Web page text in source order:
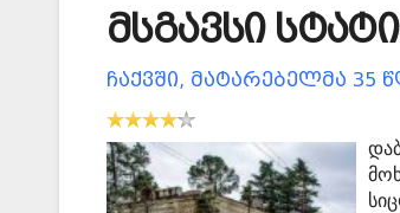
მსგავსი
ჩაქვში, მატარებელმა 35